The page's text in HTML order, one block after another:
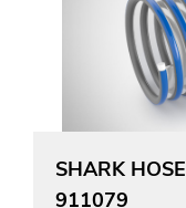
SHARK HOSE
911079